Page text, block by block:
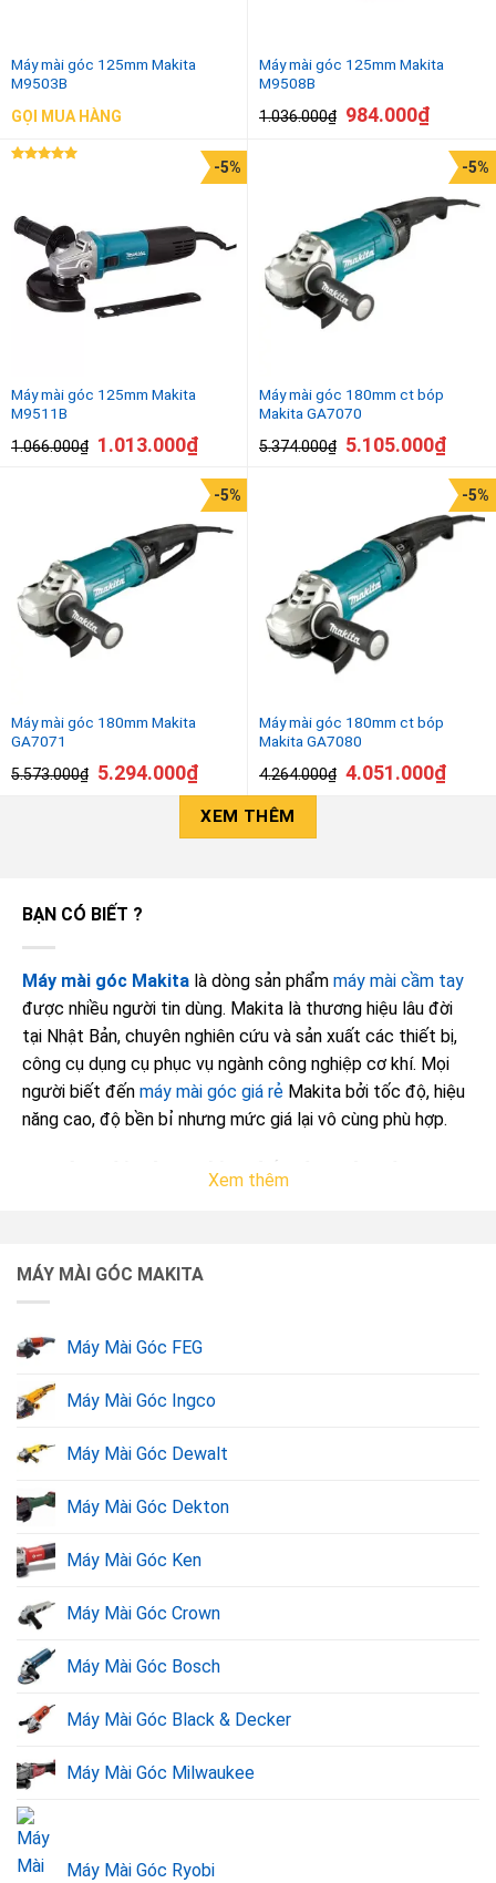
Máy mài góc 125mm Makita
M9503B
GỌI MUA HÀNG
Máy mài góc 125mm Makita
M9508B
1.036.000₫ 984.000₫
Máy mài góc 125mm Makita
M9511B
1.066.000₫
-5%
1.013.000₫
Máy mài góc 180mm ct bóp
Makita GA7070
5.374.000₫
-5%
5.105.000₫
Máy mài góc 180mm Makita
GA7071
5.573.000₫
-5%
5.294.000₫
Máy mài góc 180mm ct bóp
Makita GA7080
4.264.000₫
-5%
4.051.000₫
XEM THÊM
BẠN CÓ BIẾT ?
Máy mài góc Makita là dòng sản phẩm máy mài cầm tay
được nhiều người tin dùng. Makita là thương hiệu lâu đời
tại Nhật Bản, chuyên nghiên cứu và sản xuất các thiết bị,
công cụ dụng cụ phục vụ ngành công nghiệp cơ khí. Mọi
người biết đến máy mài góc giá rẻ Makita bởi tốc độ, hiệu
năng cao, độ bền bỉ nhưng mức giá lại vô cùng phù hợp.
1. Máy mài góc Makita đến từ nước nào?
đại. Nhờ đó, các sản phẩm của thương hiệu này luôn được
Không chỉ có độ bền bỉ cao,
phẩm được rất nhiều gia đình hoặc ngành công nghiệp
2. Những mẫu máy mài góc Makita bán chạy
nhất tại Dụng Cụ Vàng
Top các sản phẩm bán chạy
Xem thêm
MÁY MÀI GÓC MAKITA
Máy Mài Góc FEG
Máy Mài Góc Ingco
Máy Mài Góc Dewalt
Máy Mài Góc Dekton
Máy Mài Góc Ken
Máy Mài Góc Crown
Máy Mài Góc Bosch
Máy Mài Góc Black & Decker
Máy Mài Góc Milwaukee
Máy Mài Góc Ryobi